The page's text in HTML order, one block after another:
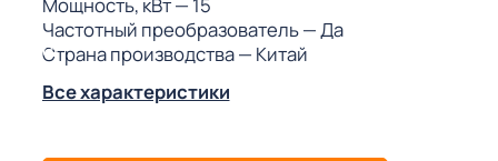
Мощность, кВт— 15
Частотный преобразователь— Да
Страна производства— Китай
Все характеристики
(МКС)